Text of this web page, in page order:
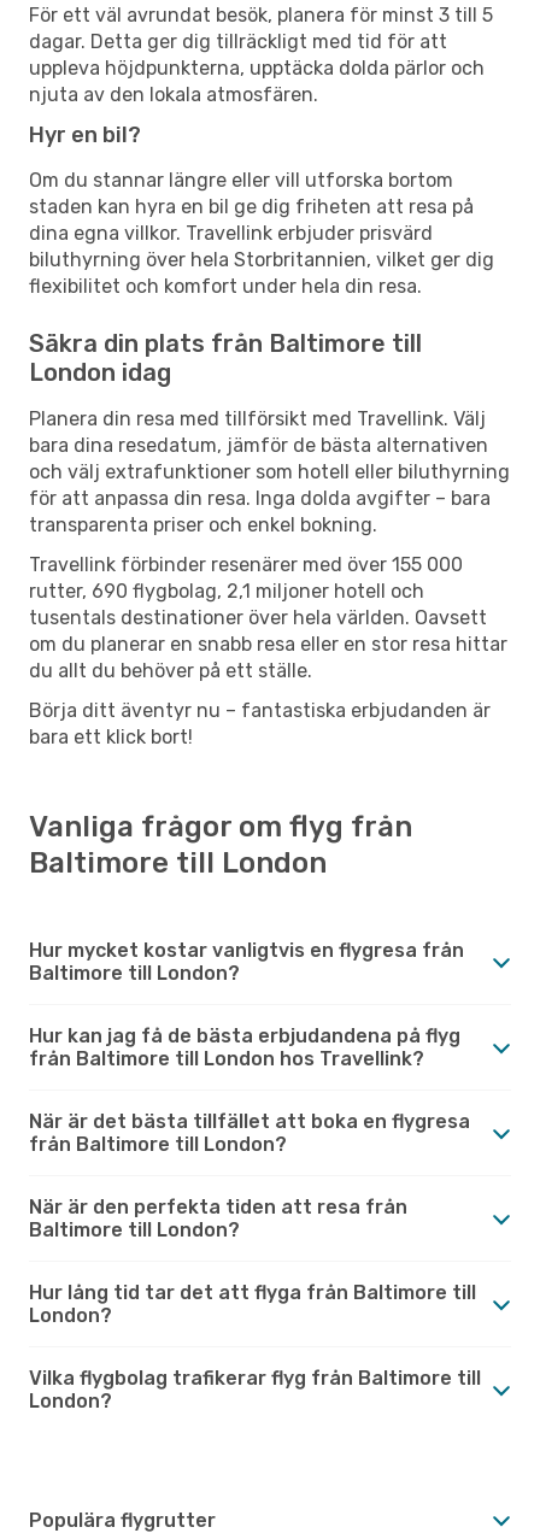
För ett väl avrundat besök, planera för minst 3 till 5
dagar. Detta ger dig tillräckligt med tid för att
uppleva höjdpunkterna, upptäcka dolda pärlor och
njuta av den lokala atmosfären.
Hyr en bil?
Om du stannar längre eller vill utforska bortom
staden kan hyra en bil ge dig friheten att resa på
dina egna villkor. Travellink erbjuder prisvärd
biluthyrning över hela Storbritannien, vilket ger dig
flexibilitet och komfort under hela din resa.
Säkra din plats från Baltimore till
London idag
Planera din resa med tillförsikt med Travellink. Välj
bara dina resedatum, jämför de bästa alternativen
och välj extrafunktioner som hotell eller biluthyrning
för att anpassa din resa. Inga dolda avgifter – bara
transparenta priser och enkel bokning.
Travellink förbinder resenärer med över 155 000
rutter, 690 flygbolag, 2,1 miljoner hotell och
tusentals destinationer över hela världen. Oavsett
om du planerar en snabb resa eller en stor resa hittar
du allt du behöver på ett ställe.
Börja ditt äventyr nu – fantastiska erbjudanden är
bara ett klick bort!
Vanliga frågor om flyg från
Baltimore till London
Hur mycket kostar vanligtvis en flygresa från
Baltimore till London?
Hur kan jag få de bästa erbjudandena på flyg
från Baltimore till London hos Travellink?
När är det bästa tillfället att boka en flygresa
från Baltimore till London?
När är den perfekta tiden att resa från
Baltimore till London?
Hur lång tid tar det att flyga från Baltimore till
London?
Vilka flygbolag trafikerar flyg från Baltimore till
London?
Populära flygrutter